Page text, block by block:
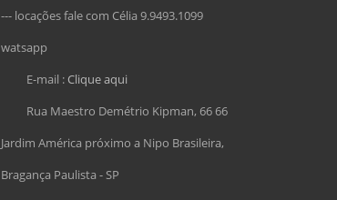
--- locações fale com Célia 9.9493.1099
watsapp
E-mail :Clique aqui
Rua Maestro Demétrio Kipman, 66 66
Jardim América próximo a Nipo Brasileira,
Bragança Paulista - SP